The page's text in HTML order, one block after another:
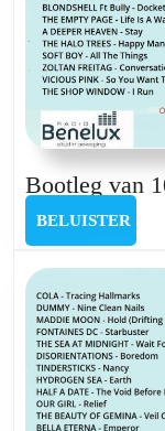
Bootleg van
BELUISTER